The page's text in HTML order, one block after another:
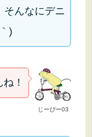
そんなにデニ
)
じーぴー03
！